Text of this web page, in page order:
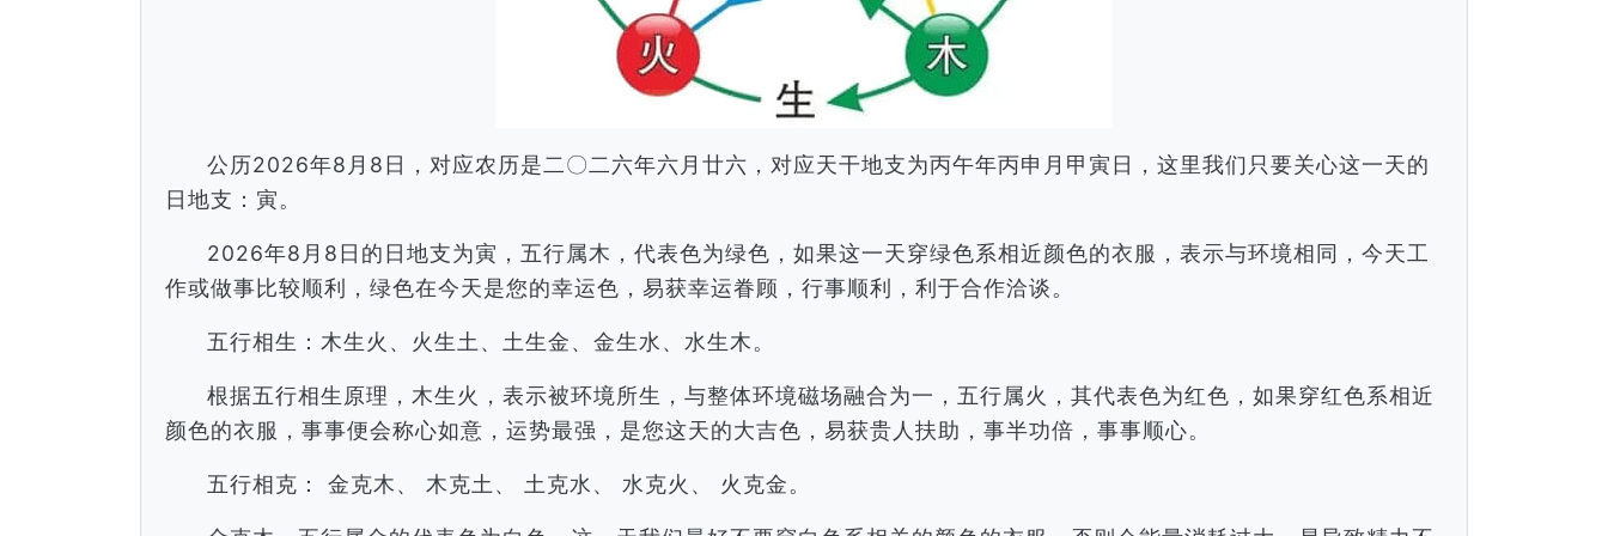
公历2026年8月8日，对应农历是二〇二六年六月廿六，对应天干地支为丙午年丙申月甲寅日，这里我们只要关心这一天的
日地支：寅。
2026年8月8日的日地支为寅，五行属木，代表色为绿色，如果这一天穿绿色系相近颜色的衣服，表示与环境相同，今天工
作或做事比较顺利，绿色在今天是您的幸运色，易获幸运眷顾，行事顺利，利于合作洽谈。
五行相生：木生火、火生土、土生金、金生水、水生木。
根据五行相生原理，木生火，表示被环境所生，与整体环境磁场融合为一，五行属火，其代表色为红色，如果穿红色系相近
颜色的衣服，事事便会称心如意，运势最强，是您这天的大吉色，易获贵人扶助，事半功倍，事事顺心。
五行相克： 金克木、 木克土、 土克水、 水克火、 火克金。